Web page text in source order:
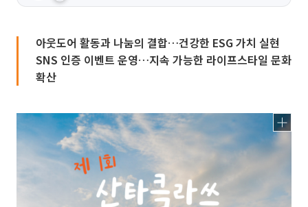
아웃도어 활동과 나눔의 결합…건강한 ESG 가치 실현
SNS 인증 이벤트 운영…지속 가능한 라이프스타일 문화
확산